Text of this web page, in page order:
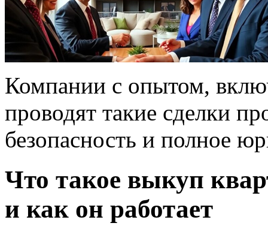
Компании с опытом,
проводят такие сделки
безопасность и полное
Что такое выкуп
и как он работает